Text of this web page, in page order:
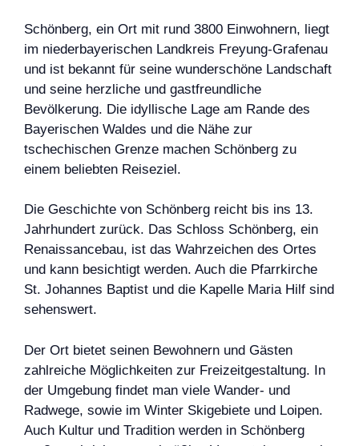
Schönberg, ein Ort mit rund 3800 Einwohnern, liegt
im niederbayerischen Landkreis Freyung-Grafenau
und ist bekannt für seine wunderschöne Landschaft
und seine herzliche und gastfreundliche
Bevölkerung. Die idyllische Lage am Rande des
Bayerischen Waldes und die Nähe zur
tschechischen Grenze machen Schönberg zu
einem beliebten Reiseziel.
Die Geschichte von Schönberg reicht bis ins 13.
Jahrhundert zurück. Das Schloss Schönberg, ein
Renaissancebau, ist das Wahrzeichen des Ortes
und kann besichtigt werden. Auch die Pfarrkirche
St. Johannes Baptist und die Kapelle Maria Hilf sind
sehenswert.
Der Ort bietet seinen Bewohnern und Gästen
zahlreiche Möglichkeiten zur Freizeitgestaltung. In
der Umgebung findet man viele Wander- und
Radwege, sowie im Winter Skigebiete und Loipen.
Auch Kultur und Tradition werden in Schönberg